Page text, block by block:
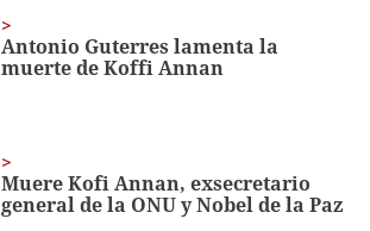
Antonio Guterres lamenta la
muerte de Koffi Annan
Muere Kofi Annan, exsecretario
general de la ONU y Nobel de la Paz